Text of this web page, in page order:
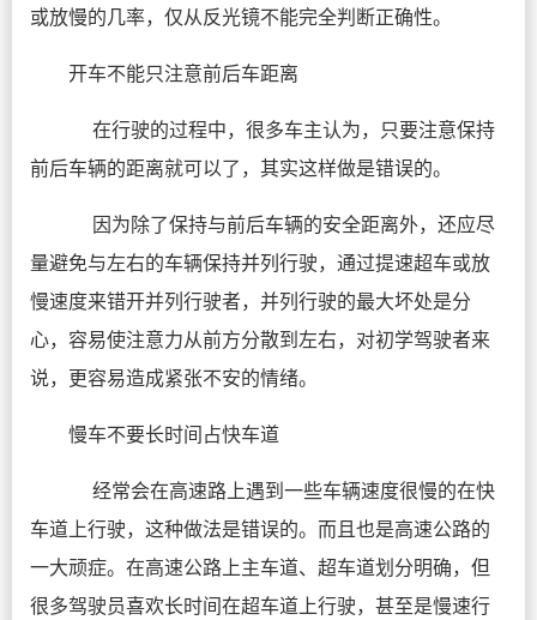
或放慢的几率，仅从反光镜不能完全判断正确性。
开车不能只注意前后车距离
在行驶的过程中，很多车主认为，只要注意保持
前后车辆的距离就可以了，其实这样做是错误的。
因为除了保持与前后车辆的安全距离外，还应尽
量避免与左右的车辆保持并列行驶，通过提速超车或放
慢速度来错开并列行驶者，并列行驶的最大坏处是分
心，容易使注意力从前方分散到左右，对初学驾驶者来
说，更容易造成紧张不安的情绪。
慢车不要长时间占快车道
经常会在高速路上遇到一些车辆速度很慢的在快
车道上行驶，这种做法是错误的。而且也是高速公路的
一大顽症。在高速公路上主车道、超车道划分明确，但
很多驾驶员喜欢长时间在超车道上行驶，甚至是慢速行